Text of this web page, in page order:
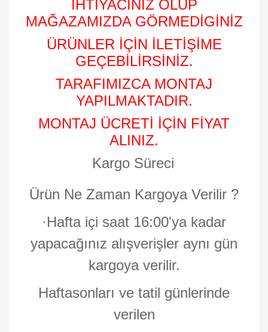
İHTİYACINIZ OLUP
MAĞAZAMIZDA GÖRMEDİGİNİZ
ÜRÜNLER İÇİN İLETİŞİME
GEÇEBİLİRSİNİZ.
TARAFIMIZCA MONTAJ
YAPILMAKTADIR.
MONTAJ ÜCRETİ İÇİN FİYAT
ALINIZ.
Kargo Süreci
Ürün Ne Zaman Kargoya Verilir ?
·Hafta içi saat 16:00'ya kadar
yapacağınız alışverişler aynı gün
kargoya verilir.
Haftasonları ve tatil günlerinde
verilen